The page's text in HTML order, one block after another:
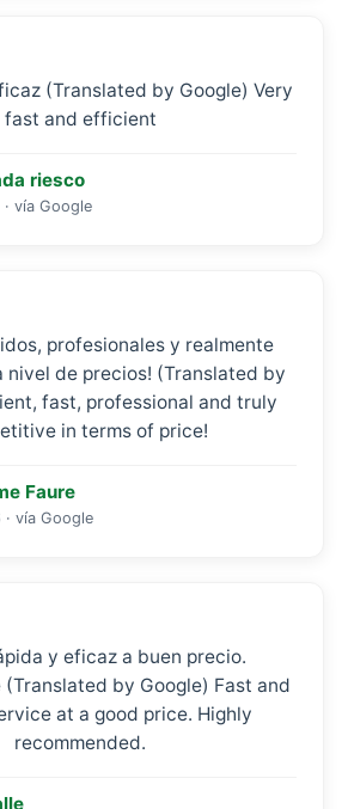
(Translated by Google) Very
fast and efficient
riesco
vía Google
profesionales y realmente
nivel de precios! (Translated by
fast, professional and truly
in terms of price!
Faure
vía Google
y eficaz a buen precio.
(Translated by Google) Fast and
at a good price. Highly
recommended.